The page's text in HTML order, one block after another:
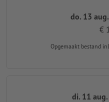
do. 13
€
Opgemaakt bestand
di. 11